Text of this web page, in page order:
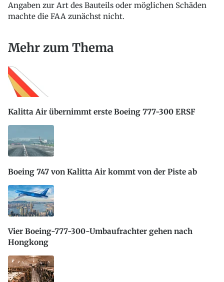
Angaben zur Art des Bauteils oder möglichen Schäden
machte die FAA zunächst nicht.
Mehr zum Thema
Kalitta Air übernimmt erste Boeing 777-300 ERSF
Boeing 747 von Kalitta Air kommt von der Piste ab
Vier Boeing-777-300-Umbaufrachter gehen nach
Hongkong